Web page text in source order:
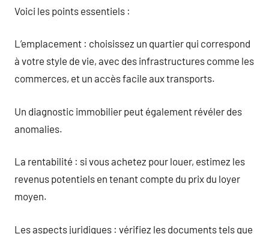
Voici les points essentiels :
L’emplacement : choisissez un quartier qui correspond
à votre style de vie, avec des infrastructures comme les
commerces, et un accès facile aux transports.
Un diagnostic immobilier peut également révéler des
anomalies.
La rentabilité : si vous achetez pour louer, estimez les
revenus potentiels en tenant compte du prix du loyer
moyen.
Les aspects juridiques : vérifiez les documents tels que